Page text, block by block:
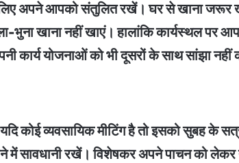
लिए अपने आपको संतुलित रखें। घर से खाना जरूर
खाना नहीं खाएं। हालांकि कार्यस्थल पर आपके
कार्य योजनाओं को भी दूसरों के साथ सांझा नहीं
कोई व्यवसायिक मीटिंग है तो इसको सुबह के
सावधानी रखें। विशेषकर अपने पाचन को लेकर